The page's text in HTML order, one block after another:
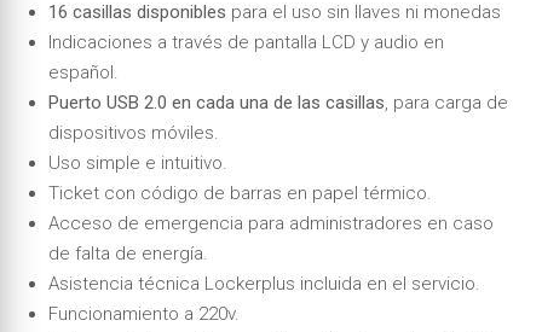
16 casillas disponibles para el uso sin llaves ni monedas
Indicaciones a través de pantalla LCD y audio en
español.
Puerto USB 2.0 en cada una de las casillas, para carga de
dispositivos móviles.
Uso simple e intuitivo.
Ticket con código de barras en papel térmico.
Acceso de emergencia para administradores en caso
de falta de energía.
Asistencia técnica Lockerplus incluida en el servicio.
Funcionamiento a 220v.